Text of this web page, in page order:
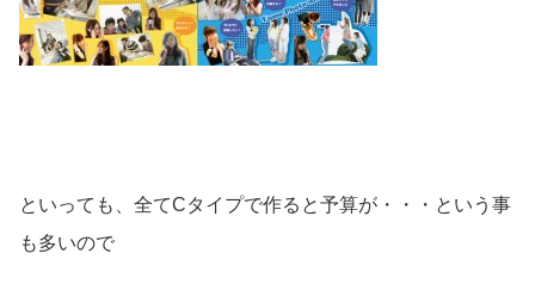
といっても、全てCタイプで作ると予算が・・・という事
も多いので